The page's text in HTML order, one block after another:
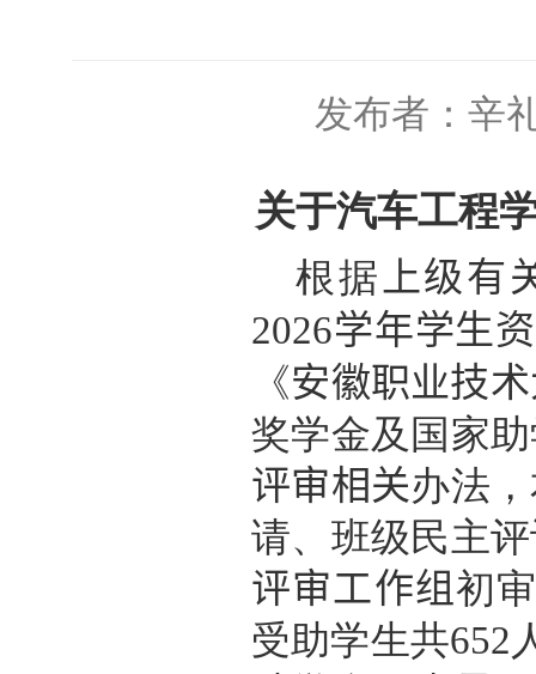
发布者：辛
关于汽车工程
根据 上级有
2026学年学生
《安徽职业技
奖学金及国家
评审相关办法
请、班级民主
评审工作组初
受助学生共652